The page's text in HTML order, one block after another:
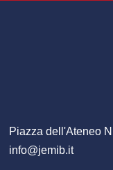
Piazza dell'Ateneo
info@jemib.it